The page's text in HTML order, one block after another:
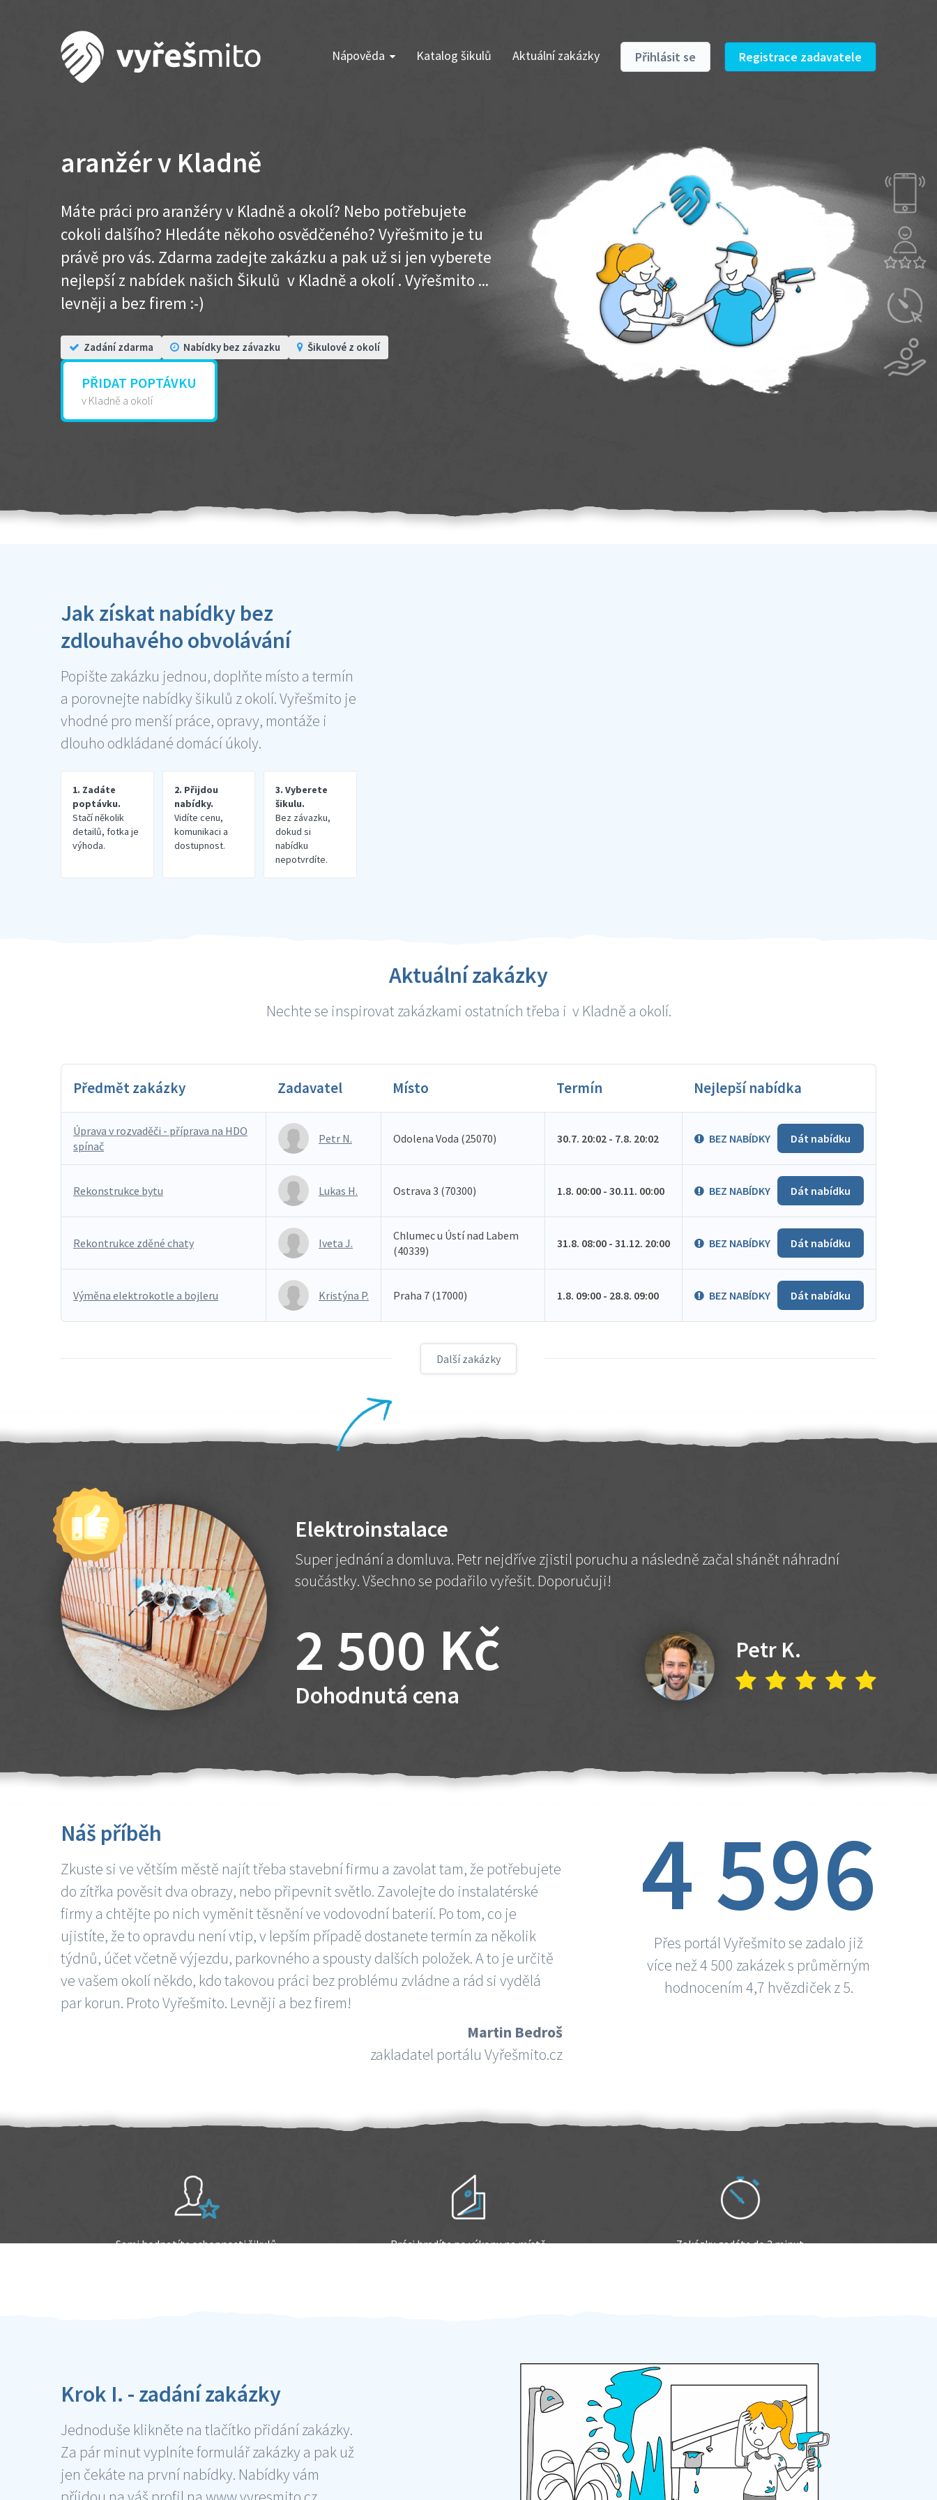
Nápověda Katalog šikulů Aktuální zakázky Přihlásit se Registrace zadavatele
aranžér v Kladně
Máte práci pro aranžéry v Kladně a okolí? Nebo potřebujete
cokoli dalšího? Hledáte někoho osvědčeného? Vyřešmito je tu
právě pro vás. Zdarma zadejte zakázku a pak už si jen vyberete
nejlepší z nabídek našich Šikulů v Kladně a okolí . Vyřešmito ...
levněji a bez firem :-)
Zadání zdarma Nabídky bez závazku Šikulové z okolí
PŘIDAT POPTÁVKU
v Kladně a okolí
Jak získat nabídky bez
zdlouhavého obvolávání
Popište zakázku jednou, doplňte místo a termín
a porovnejte nabídky šikulů z okolí. Vyřešmito je
vhodné pro menší práce, opravy, montáže i
dlouho odkládané domácí úkoly.
1. Zadáte
poptávku.
Stačí několik
detailů, fotka je
výhoda.
2. Přijdou
nabídky.
Vidíte cenu,
komunikaci a
dostupnost.
3. Vyberete
šikulu.
Bez závazku,
dokud si
nabídku
nepotvrdíte.
Aktuální zakázky
Nechte se inspirovat zakázkami ostatních třeba i v Kladně a okolí.
Předmět zakázky Zadavatel Místo Termín Nejlepší nabídka
Úprava v rozvaděči - příprava na HDO
spínač
Petr N. Odolena Voda (25070) 30.7. 20:02 - 7.8. 20:02 BEZ NABÍDKY Dát nabídku
Rekonstrukce bytu Lukas H. Ostrava 3 (70300) 1.8. 00:00 - 30.11. 00:00 BEZ NABÍDKY Dát nabídku
Rekontrukce zděné chaty Iveta J.
Chlumec u Ústí nad Labem
(40339)
31.8. 08:00 - 31.12. 20:00 BEZ NABÍDKY Dát nabídku
Výměna elektrokotle a bojleru Kristýna P. Praha 7 (17000) 1.8. 09:00 - 28.8. 09:00 BEZ NABÍDKY Dát nabídku
Další zakázky
Elektroinstalace
Super jednání a domluva. Petr nejdříve zjistil poruchu a následně začal shánět náhradní
součástky. Všechno se podařilo vyřešit. Doporučuji!
2 500 Kč
Dohodnutá cena
Petr K.
Náš příběh
Zkuste si ve větším městě najít třeba stavební firmu a zavolat tam, že potřebujete
do zítřka pověsit dva obrazy, nebo připevnit světlo. Zavolejte do instalatérské
firmy a chtějte po nich vyměnit těsnění ve vodovodní baterií. Po tom, co je
ujistíte, že to opravdu není vtip, v lepším případě dostanete termín za několik
týdnů, účet včetně výjezdu, parkovného a spousty dalších položek. A to je určitě
ve vašem okolí někdo, kdo takovou práci bez problému zvládne a rád si vydělá
par korun. Proto Vyřešmito. Levněji a bez firem!
Martin Bedroš
zakladatel portálu Vyřešmito.cz
4 596
Přes portál Vyřešmito se zadalo již
více než 4 500 zakázek s průměrným
hodnocením 4,7 hvězdiček z 5.
Sami hodnotíte schopnosti šikulů Práci hradíte po výkonu na místě Zakázku zadáte do 2 minut
Krok I. - zadání zakázky
Jednoduše klikněte na tlačítko přidání zakázky.
Za pár minut vyplníte formulář zakázky a pak už
jen čekáte na první nabídky. Nabídky vám